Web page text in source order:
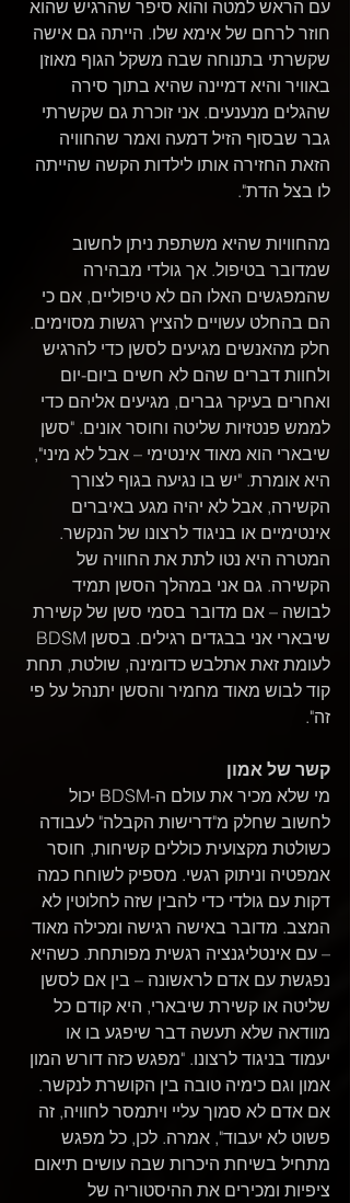
עם הראש למטה והוא סיפר שהרגיש שהוא
חוזר לרחם של אימא שלו. הייתה גם אישה
שקשרתי בתנוחה שבה משקל הגוף מאוזן
באוויר והיא דמיינה שהיא בתוך סירה
שהגלים מנענעים. אני זוכרת גם שקשרתי
גבר שבסוף הזיל דמעה ואמר שהחוויה
הזאת החזירה אותו לילדות הקשה שהייתה
לו בצל הדת".
מהחוויות שהיא משתפת ניתן לחשוב
שמדובר בטיפול. אך גולדי מבהירה
שהמפגשים האלו הם לא טיפוליים, אם כי
הם בהחלט עשויים להציץ רגשות מסוימים.
חלק מהאנשים מגיעים לסשן כדי להרגיש
ולחוות דברים שהם לא חשים ביום-יום
ואחרים בעיקר גברים, מגיעים אליהם כדי
לממש פנטזיות שליטה וחוסר אונים. "סשן
שיבארי הוא מאוד אינטימי – אבל לא מיני",
היא אומרת. "יש בו נגיעה בגוף לצורך
הקשירה, אבל לא יהיה מגע באיברים
אינטימיים או בניגוד לרצונו של הנקשר.
המטרה היא נטו לתת את החוויה של
הקשירה. גם אני במהלך הסשן תמיד
לבושה – אם מדובר בסמי סשן של קשירת
לעומת זאת אתלבש כדומינה, שולטת, תחת
קוד לבוש מאוד מחמיר והסשן יתנהל על פי
זה".
קשר של אמון
מי שלא מכיר את עולם ה-BDSM יכול
לחשוב שחלק מ"דרישות הקבלה" לעבודה
כשולטת מקצועית כוללים קשיחות, חוסר
אמפטיה וניתוק רגשי. מספיק לשוחח כמה
דקות עם גולדי כדי להבין שזה לחלוטין לא
המצב. מדובר באישה רגישה ומכילה מאוד
– עם אינטליגנציה רגשית מפותחת. כשהיא
נפגשת עם אדם לראשונה – בין אם לסשן
שליטה או קשירת שיבארי, היא קודם כל
מוודאה שלא תעשה דבר שיפגע בו או
יעמוד בניגוד לרצונו. "מפגש כזה דורש המון
אמון וגם כימיה טובה בין הקושרת לנקשר.
אם אדם לא סמוך עליי ויתמסר לחוויה, זה
פשוט לא יעבוד", אמרה. לכן, כל מפגש
מתחיל בשיחת היכרות שבה עושים תיאום
ציפיות ומכירים את ההיסטוריה של